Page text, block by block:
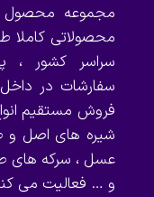
مجموعه محصول
محصولاتی کاملا
سراسر کشور ،
سفارشات در داخل
فروش مستقیم
شیره های اصل و
عسل ، سرکه های
و … فعالیت می